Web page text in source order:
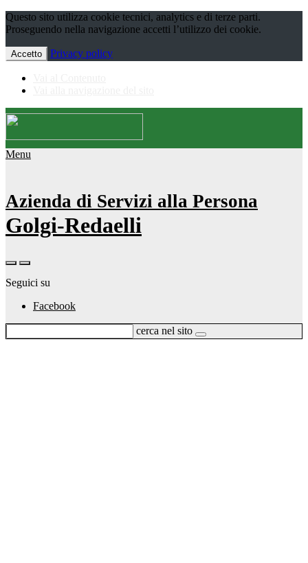
Questo sito utilizza cookie tecnici, analytics e di terze parti.
Proseguendo nella navigazione accetti l’utilizzo dei cookie.
Accetto Privacy policy
Menu
Azienda di Servizi alla Persona
Golgi-Redaelli
Seguici su
Facebook
cerca nel sito